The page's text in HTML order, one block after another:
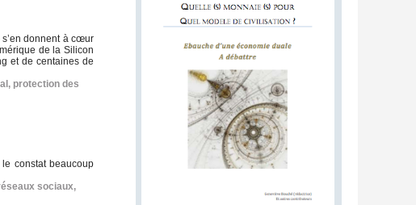
donnent à cœur
de la Silicon
et de centaines de
, protection des
constat beaucoup
sociaux,